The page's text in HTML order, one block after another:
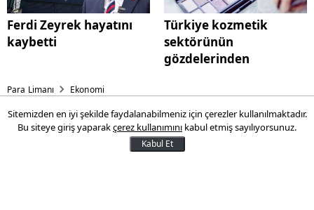
Ferdi Zeyrek hayatını
kaybetti
Türkiye kozmetik
sektörünün
gözdelerinden
Para Limanı Ekonomi
Kripto varlık işlemlerinde yeni
Sitemizden en iyi şekilde faydalanabilmeniz için çerezler kullanılmaktadır.
Bu siteye giriş yaparakçerez kullanımını kabul etmiş sayılıyorsunuz.
Kabul Et